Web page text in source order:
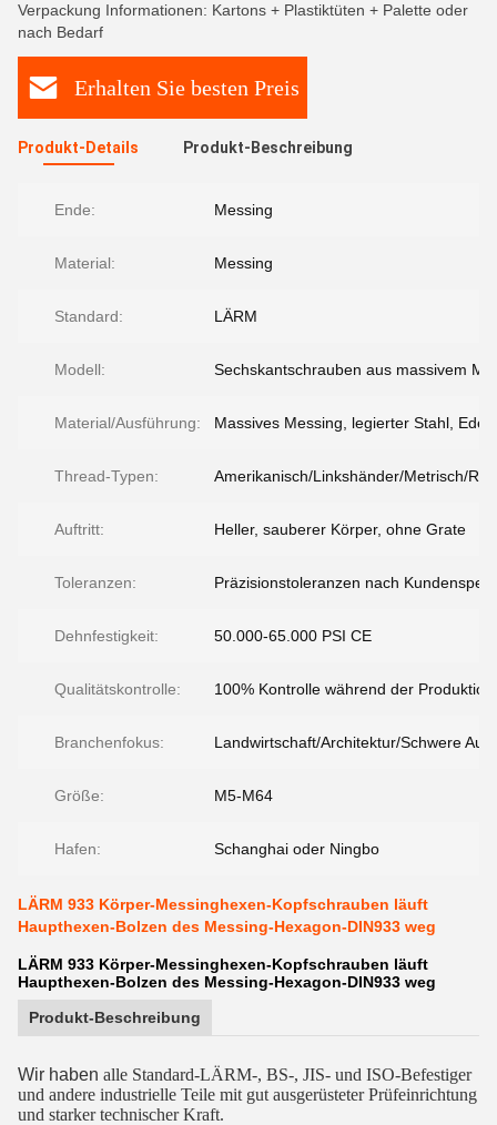
Verpackung Informationen: Kartons + Plastiktüten + Palette oder
nach Bedarf
Erhalten Sie besten Preis
Produkt-Details Produkt-Beschreibung
Ende: Messing
Material: Messing
Standard: LÄRM
Modell: Sechskantschrauben aus massivem
Material/Ausführung: Massives Messing, legierter Stahl,
Thread-Typen: Amerikanisch/Linkshänder/Metrisch/
Auftritt: Heller, sauberer Körper, ohne Grate
Toleranzen: Präzisionstoleranzen nach
Dehnfestigkeit: 50.000-65.000 PSI CE
Qualitätskontrolle: 100% Kontrolle während der Produktion
Branchenfokus: Landwirtschaft/Architektur/Schwere
Größe: M5-M64
Hafen: Schanghai oder Ningbo
LÄRM 933 Körper-Messinghexen-Kopfschrauben läuft
Haupthexen-Bolzen des Messing-Hexagon-DIN933 weg
LÄRM 933 Körper-Messinghexen-Kopfschrauben läuft
Haupthexen-Bolzen des Messing-Hexagon-DIN933 weg
Produkt-Beschreibung
Wir haben alle Standard-LÄRM-, BS-, JIS- und ISO-Befestiger
und andere industrielle Teile mit gut ausgerüsteter Prüfeinrichtung
und starker technischer Kraft.